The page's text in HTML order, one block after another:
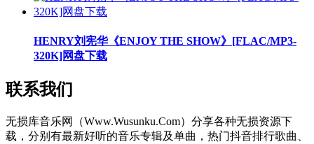
HENRY刘宪华《ENJOY THE SHOW》[FLAC/MP3-
320K]网盘下载
联系我们
无损库音乐网（Www.Wusunku.Com）分享各种无损资源下
载，分别有最新好听的音乐专辑及单曲，热门抖音排行歌曲、